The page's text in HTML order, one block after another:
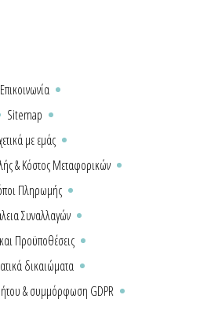
Επικοινωνία
Sitemap
με εμάς
& Κόστος Μεταφορικών
Πληρωμής
Συναλλαγών
Προϋποθέσεις
δικαιώματα
& συμμόρφωση GDPR